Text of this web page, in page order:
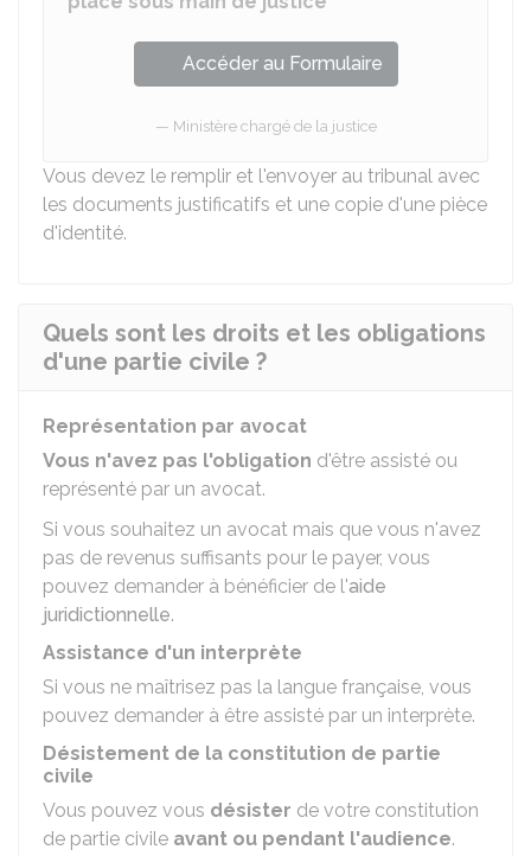
Accéder au Formulaire
Ministère chargé de la justice
Vous devez le remplir et l'envoyer au tribunal avec
les documents justificatifs et une copie d'une pièce
d'identité.
Quels sont les droits et les obligations
d'une partie civile ?
Représentation par avocat
Vous n'avez pas l'obligation d'être assisté ou
représenté par un avocat.
Si vous souhaitez un avocat mais que vous n'avez
pas de revenus suffisants pour le payer, vous
pouvez demander à bénéficier de l'aide
juridictionnelle.
Assistance d'un interprète
Si vous ne maîtrisez pas la langue française, vous
pouvez demander à être assisté par un interprète.
Désistement de la constitution de partie
civile
Vous pouvez vous désister de votre constitution
de partie civile avant ou pendant l'audience.